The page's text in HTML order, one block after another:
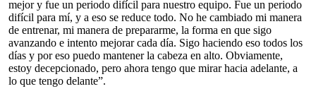
mejor y fue un periodo difícil para nuestro equipo. Fue un periodo
difícil para mí, y a eso se reduce todo. No he cambiado mi manera
de entrenar, mi manera de prepararme, la forma en que sigo
avanzando e intento mejorar cada día. Sigo haciendo eso todos los
días y por eso puedo mantener la cabeza en alto. Obviamente,
estoy decepcionado, pero ahora tengo que mirar hacia adelante, a
lo que tengo delante”.